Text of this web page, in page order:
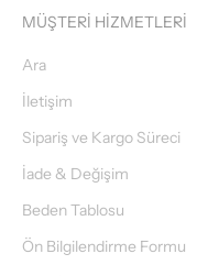
MÜŞTERİ HİZMETLERİ
Ara
İletişim
Sipariş ve Kargo Süreci
İade & Değişim
Beden Tablosu
Ön Bilgilendirme Formu